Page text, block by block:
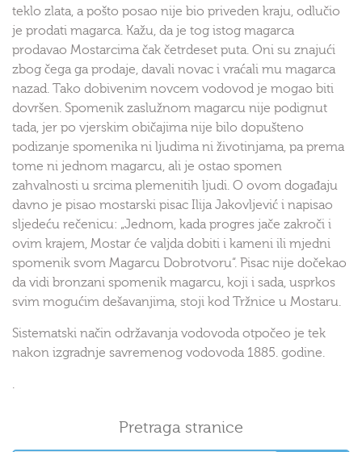
teklo zlata, a pošto posao nije bio priveden kraju, odlučio
je prodati magarca. Kažu, da je tog istog magarca
prodavao Mostarcima čak četrdeset puta. Oni su znajući
zbog čega ga prodaje, davali novac i vraćali mu magarca
nazad. Tako dobivenim novcem vodovod je mogao biti
dovršen. Spomenik zaslužnom magarcu nije podignut
tada, jer po vjerskim običajima nije bilo dopušteno
podizanje spomenika ni ljudima ni životinjama, pa prema
tome ni jednom magarcu, ali je ostao spomen
zahvalnosti u srcima plemenitih ljudi. O ovom događaju
davno je pisao mostarski pisac Ilija Jakovljević i napisao
sljedeću rečenicu: „Jednom, kada progres jače zakroči i
ovim krajem, Mostar će valjda dobiti i kameni ili mjedni
spomenik svom Magarcu Dobrotvoru“. Pisac nije dočekao
da vidi bronzani spomenik magarcu, koji i sada, usprkos
svim mogućim dešavanjima, stoji kod Tržnice u Mostaru.
Sistematski način održavanja vodovoda otpočeo je tek
nakon izgradnje savremenog vodovoda 1885. godine.
.
Pretraga stranice